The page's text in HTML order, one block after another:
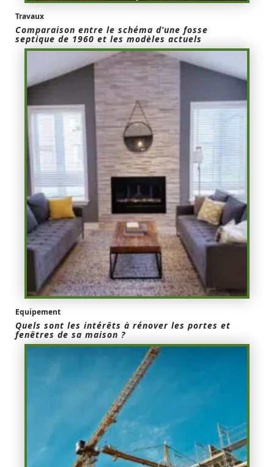
Travaux
Comparaison entre le schéma d’une fosse
septique de 1960 et les modèles actuels
Equipement
Quels sont les intérêts à rénover les portes et
fenêtres de sa maison ?